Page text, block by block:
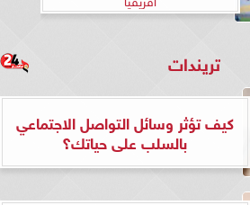
تريندات
كيف تؤثر وسائل التواصل الاجتماعي
بالسلب على حياتك؟